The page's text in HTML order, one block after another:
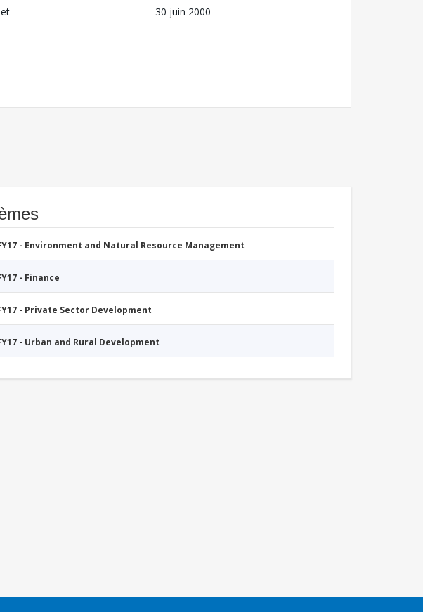
30 juin 2000
- Environment and Natural Resource Management
- Finance
- Private Sector Development
- Urban and Rural Development